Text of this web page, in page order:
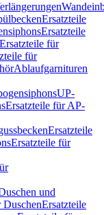
Ersatzteile
Ersatzteile
Ersatzteile für
für
Ablaufgarnituren
UP-
Ersatzteile für AP-
Ersatzteile
Ersatzteile für
und
DuschenErsatzteile